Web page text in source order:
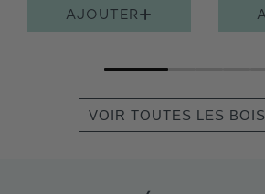
AJOUTER
VOIR TOUTES LES